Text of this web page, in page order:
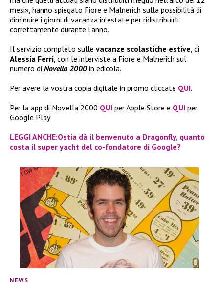
mesi», hanno spiegato Fiore e Malnerich sulla possibilità di
diminuire i giorni di vacanza in estate per ridistribuirli
correttamente durante l’anno.
Il servizio completo sulle vacanze scolastiche estive , di
Alessia Ferri , con le interviste a Fiore e Malnerich sul
numero di Novella 2000 in edicola.
Per avere la vostra copia digitale in promo cliccate QUI.
Per la app di Novella 2000 QUI per Apple Store e QUI per
Google Play
LEGGI ANCHE:Ostia dà il benvenuto a Dragonfly, quanto
costa il super yacht del co-fondatore di Google?
NEWS